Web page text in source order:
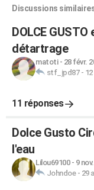
Discussions
DOLCE
détartrage
matoti- 28 févr.
stf_jpd87-
11 réponses
Dolce Gusto
l'eau
Lilou69100- 9
Johndoe- 29